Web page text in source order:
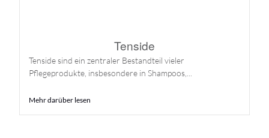
Tenside
Tenside sind ein zentraler Bestandteil vieler
Pflegeprodukte, insbesondere in Shampoos,...
Mehr darüber lesen